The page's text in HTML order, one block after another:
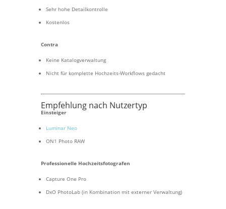
Sehr hohe Detailkontrolle
Kostenlos
Contra
Keine Katalogverwaltung
Nicht für komplette Hochzeits-Workflows gedacht
Empfehlung nach Nutzertyp
Einsteiger
Luminar Neo
ON1 Photo RAW
Professionelle Hochzeitsfotografen
Capture One Pro
DxO PhotoLab (in Kombination mit externer Verwaltung)